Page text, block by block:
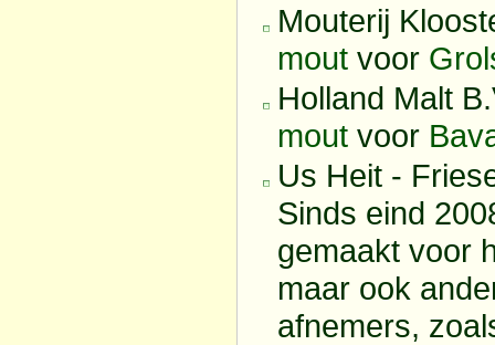
Mouterij
mout voor
Holland Malt
mout voor
Us Heit -
Sinds eind
gemaakt voor
maar ook
afnemers,